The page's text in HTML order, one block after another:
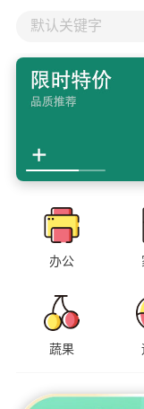
默认关键字
办公
蔬果